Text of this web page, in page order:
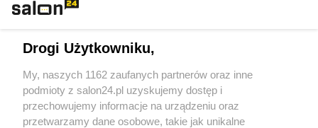
Sport
Społeczeństwo
Drogi Użytkowniku,
My, naszych 1162 zaufanych partnerów oraz inne
podmioty z salon24.pl uzyskujemy dostęp i
przechowujemy informacje na urządzeniu oraz
przetwarzamy dane osobowe, takie jak unikalne